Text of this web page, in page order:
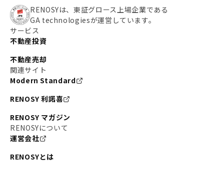
RENOSYは、東証グロース上場企業である
GA technologiesが運営しています。
サービス
不動産投資
不動産売却
関連サイト
Modern Standard
RENOSY 利諾喜
RENOSY マガジン
RENOSYについて
運営会社
RENOSYとは